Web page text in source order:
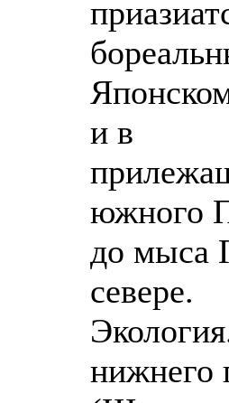
и в
южного
до мыса
севере.
нижнего